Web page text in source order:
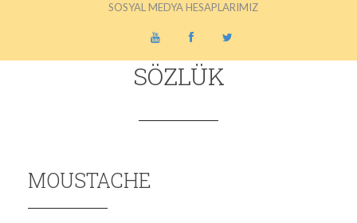
SOSYAL MEDYA HESAPLARIMIZ
SÖZLÜK
MOUSTACHE